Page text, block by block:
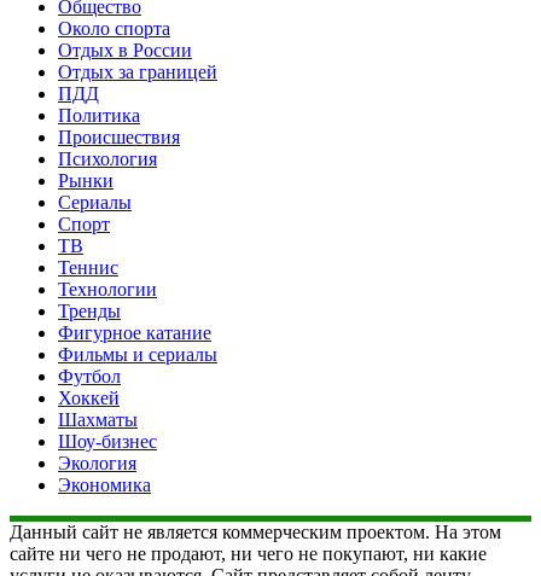
Общество
Около спорта
Отдых в России
Отдых за границей
ПДД
Политика
Происшествия
Психология
Рынки
Сериалы
Спорт
ТВ
Теннис
Технологии
Тренды
Фигурное катание
Фильмы и сериалы
Футбол
Хоккей
Шахматы
Шоу-бизнес
Экология
Экономика
Данный сайт не является коммерческим проектом. На этом
сайте ни чего не продают, ни чего не покупают, ни какие